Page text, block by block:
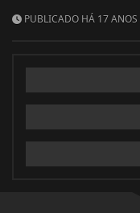
PUBLICADO HÁ 17 ANOS